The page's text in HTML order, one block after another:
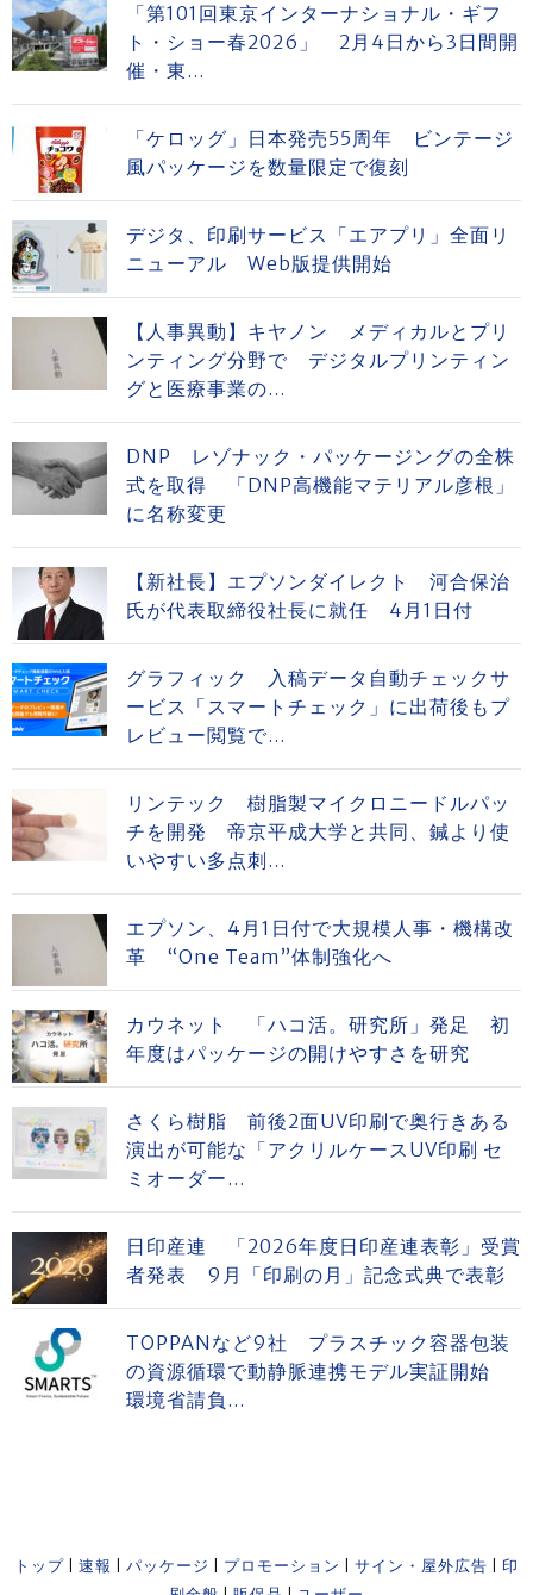
「第101回東京インターナショナル・ギフ
ト・ショー春2026」 2月4日から3日間開
催・東...
「ケロッグ」日本発売55周年 ビンテージ
風パッケージを数量限定で復刻
デジタ、印刷サービス「エアプリ」全面リ
ニューアル Web版提供開始
【人事異動】キヤノン メディカルとプリ
ンティング分野で デジタルプリンティン
グと医療事業の...
DNP レゾナック・パッケージングの全株
式を取得 「DNP高機能マテリアル彦根」
に名称変更
【新社長】エプソンダイレクト 河合保治
氏が代表取締役社長に就任 4月1日付
グラフィック 入稿データ自動チェックサ
ービス「スマートチェック」に出荷後もプ
レビュー閲覧で...
リンテック 樹脂製マイクロニードルパッ
チを開発 帝京平成大学と共同、鍼より使
いやすい多点刺...
エプソン、4月1日付で大規模人事・機構改
革 “One Team”体制強化へ
カウネット 「ハコ活。研究所」発足 初
年度はパッケージの開けやすさを研究
さくら樹脂 前後2面UV印刷で奥行きある
演出が可能な「アクリルケースUV印刷 セ
ミオーダー...
日印産連 「2026年度日印産連表彰」受賞
者発表 9月「印刷の月」記念式典で表彰
TOPPANなど9社 プラスチック容器包装
の資源循環で動静脈連携モデル実証開始
環境省請負...
トップ 速報 パッケージ プロモーション サイン・屋外広告
印